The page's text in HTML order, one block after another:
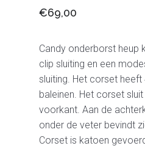
€69,00
Candy onderborst heup
clip sluiting en een
sluiting. Het corset
baleinen. Het corset
voorkant. Aan de
onder de veter bevindt
Corset is katoen